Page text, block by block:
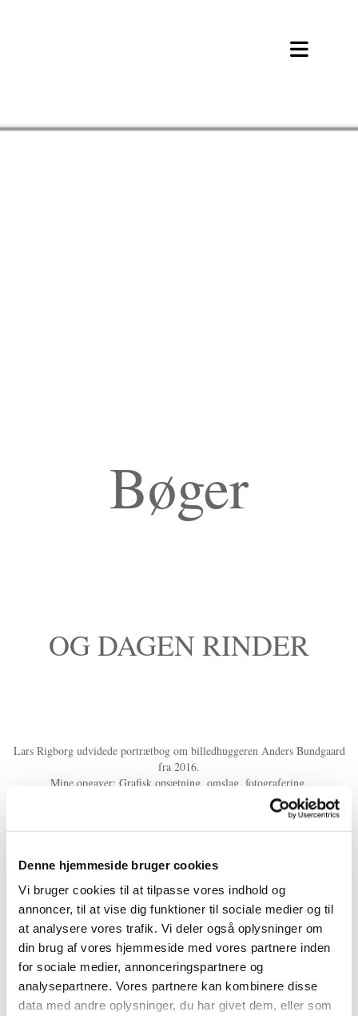
Denne hjemmeside bruger cookies
Vi bruger cookies til at tilpasse vores indhold og
annoncer, til at vise dig funktioner til sociale medier og til
at analysere vores trafik. Vi deler også oplysninger om
din brug af vores hjemmeside med vores partnere inden
for sociale medier, annonceringspartnere og
analysepartnere. Vores partnere kan kombinere disse
data med andre oplysninger, du har givet dem, eller som
Bøger
OG DAGEN RINDER
Lars Rigborg udvidede portrætbog om billedhuggeren Anders Bundgaard
fra 2016.
Mine opgaver: Grafisk opsætning, omslag, fotografering,
Bogen kan købes i Rebildcentret med Thingbæk Kalkminer.
ET PAR OPSLAG FRA BOGEN